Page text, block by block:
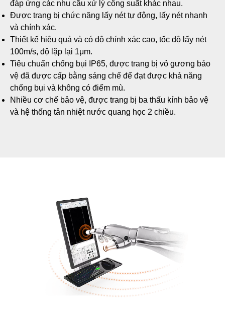
đáp ứng các nhu cầu xử lý công suất khác nhau.
Được trang bị chức năng lấy nét tự động, lấy nét nhanh
và chính xác.
Thiết kế hiệu quả và có độ chính xác cao, tốc độ lấy nét
100m/s, độ lặp lại 1μm.
​​​​​Tiêu chuẩn chống bụi IP65, được trang bị vỏ gương bảo
vệ đã được cấp bằng sáng chế để đạt được khả năng
chống bụi và không có điểm mù.
​​​​​​Nhiều cơ chế bảo vệ, được trang bị ba thấu kính bảo vệ
và hệ thống tản nhiệt nước quang học 2 chiều.